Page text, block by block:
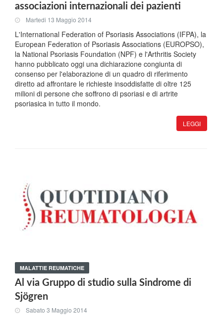
associazioni internazionali dei pazienti
Martedi 13 Maggio 2014
L'International Federation of Psoriasis Associations (IFPA), la
European Federation of Psoriasis Associations (EUROPSO),
la National Psoriasis Foundation (NPF) e l'Arthritis Society
hanno pubblicato oggi una dichiarazione congiunta di
consenso per l'elaborazione di un quadro di riferimento
diretto ad affrontare le richieste insoddisfatte di oltre 125
milioni di persone che soffrono di psoriasi e di artrite
psoriasica in tutto il mondo.
LEGGI
MALATTIE REUMATICHE
Al via Gruppo di studio sulla Sindrome di
Sjögren
Sabato 3 Maggio 2014